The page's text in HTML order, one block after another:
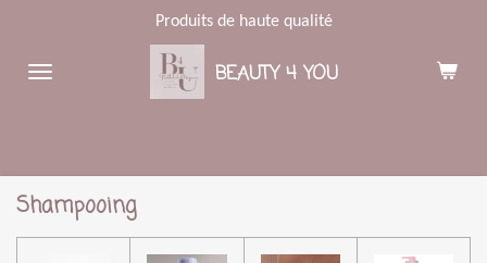
contenu
BEAUTY 4 YOU
Produits de haute qualité
Shampooing